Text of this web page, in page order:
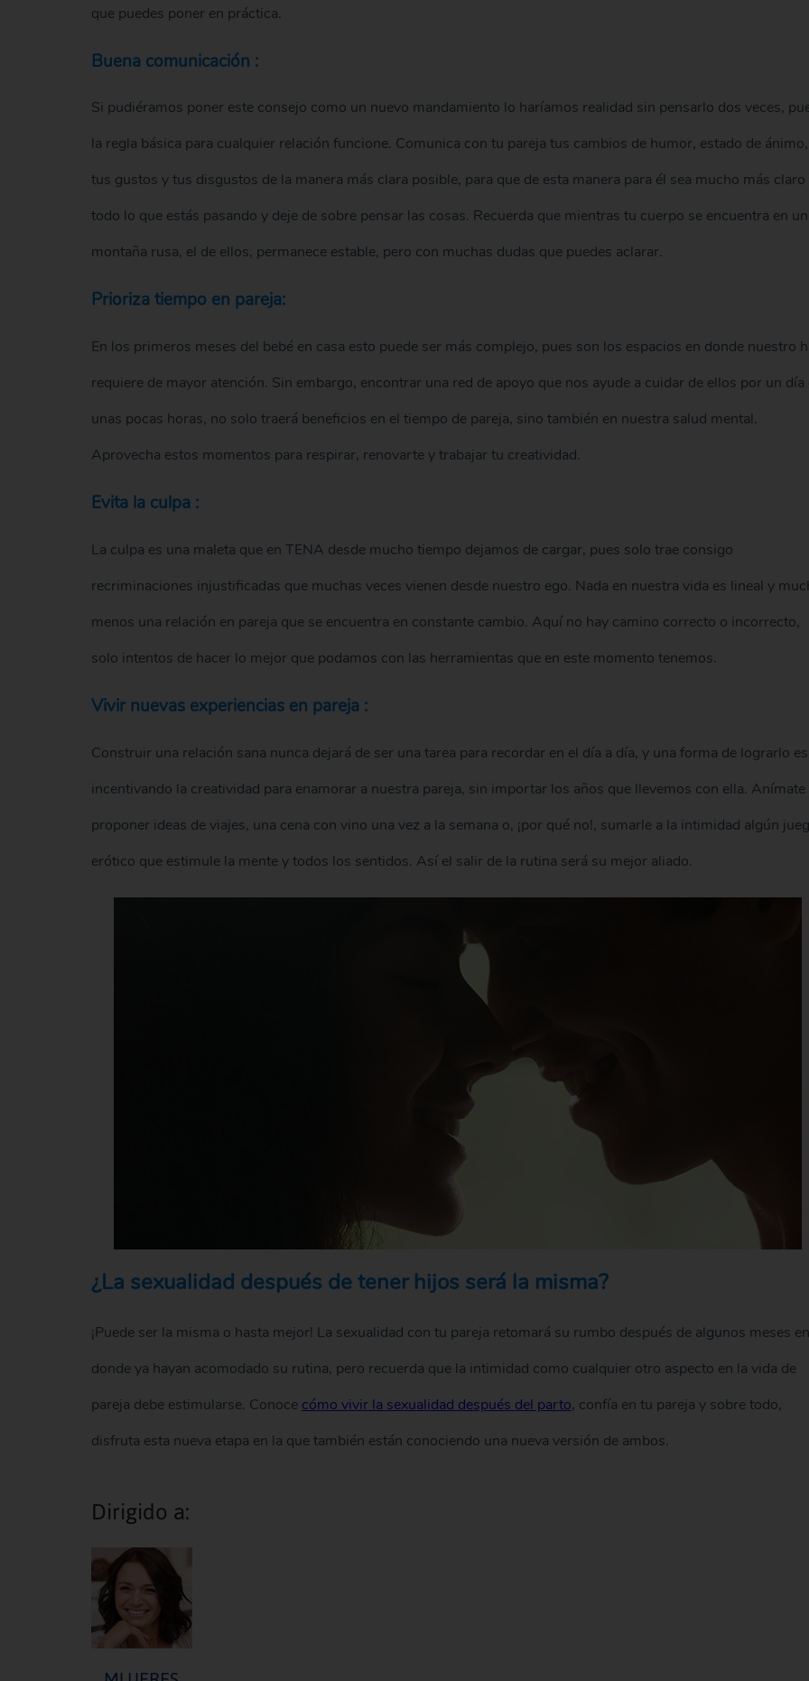
que puedes poner en práctica.
Buena comunicación :
Si pudiéramos poner este consejo como un nuevo mandamiento lo haríamos realidad sin pensarlo dos veces,
la regla básica para cualquier relación funcione. Comunica con tu pareja tus cambios de humor, estado de ánimo,
tus gustos y tus disgustos de la manera más clara posible, para que de esta manera para él sea mucho más claro
todo lo que estás pasando y deje de sobre pensar las cosas. Recuerda que mientras tu cuerpo se encuentra en
montaña rusa, el de ellos, permanece estable, pero con muchas dudas que puedes aclarar.
Prioriza tiempo en pareja:
En los primeros meses del bebé en casa esto puede ser más complejo, pues son los espacios en donde nuestro
requiere de mayor atención. Sin embargo, encontrar una red de apoyo que nos ayude a cuidar de ellos por un día
unas pocas horas, no solo traerá beneficios en el tiempo de pareja, sino también en nuestra salud mental.
Aprovecha estos momentos para respirar, renovarte y trabajar tu creatividad.
Evita la culpa :
La culpa es una maleta que en TENA desde mucho tiempo dejamos de cargar, pues solo trae consigo
recriminaciones injustificadas que muchas veces vienen desde nuestro ego. Nada en nuestra vida es lineal y
menos una relación en pareja que se encuentra en constante cambio. Aquí no hay camino correcto o incorrecto,
solo intentos de hacer lo mejor que podamos con las herramientas que en este momento tenemos.
Vivir nuevas experiencias en pareja :
Construir una relación sana nunca dejará de ser una tarea para recordar en el día a día, y una forma de lograrlo es
incentivando la creatividad para enamorar a nuestra pareja, sin importar los años que llevemos con ella. Anímate
proponer ideas de viajes, una cena con vino una vez a la semana o, ¡por qué no!, sumarle a la intimidad algún
erótico que estimule la mente y todos los sentidos. Así el salir de la rutina será su mejor aliado.
¿La sexualidad después de tener hijos será la misma?
¡Puede ser la misma o hasta mejor! La sexualidad con tu pareja retomará su rumbo después de algunos meses en
donde ya hayan acomodado su rutina, pero recuerda que la intimidad como cualquier otro aspecto en la vida de
pareja debe estimularse. Conoce cómo vivir la sexualidad después del parto, confía en tu pareja y sobre todo,
disfruta esta nueva etapa en la que también están conociendo una nueva versión de ambos.
Dirigido a: